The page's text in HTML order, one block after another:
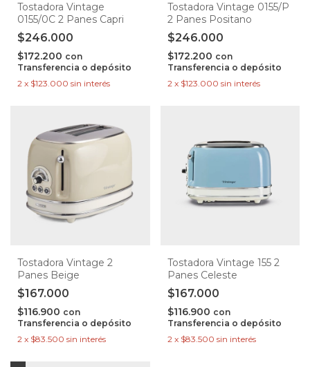
Tostadora Vintage
0155/0C 2 Panes Capri
$246.000
$172.200 con
Transferencia o depósito
2 x $123.000 sin interés
Tostadora Vintage 0155/P
2 Panes Positano
$246.000
$172.200 con
Transferencia o depósito
2 x $123.000 sin interés
Tostadora Vintage 2
Panes Beige
$167.000
$116.900 con
Transferencia o depósito
2 x $83.500 sin interés
Tostadora Vintage 155 2
Panes Celeste
$167.000
$116.900 con
Transferencia o depósito
2 x $83.500 sin interés